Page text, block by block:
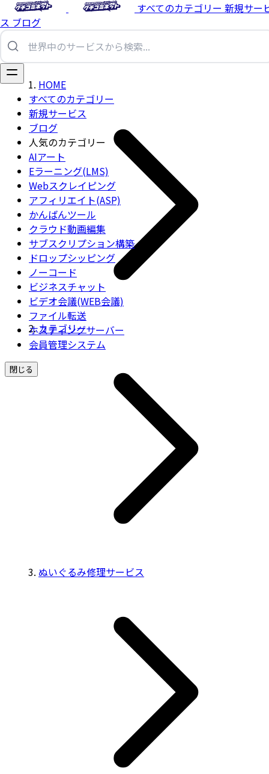
すべてのカテゴリー 新規サー
ス ブログ
すべてのカテゴリー
新規サービス
ブログ
人気のカテゴリー
AIアート
Eラーニング(LMS)
Webスクレイピング
アフィリエイト(ASP)
かんばんツール
クラウド動画編集
サブスクリプション構築
ドロップシッピング
ノーコード
ビジネスチャット
ビデオ会議(WEB会議)
ファイル転送
ホスティングサーバー
会員管理システム
閉じる
HOME
カテゴリー
ぬいぐるみ修理サービス